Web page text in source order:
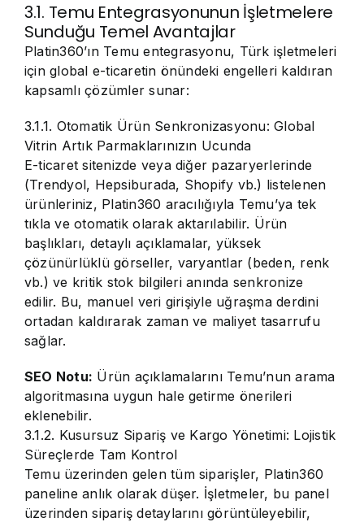
3.1. Temu Entegrasyonunun İşletmelere
Sunduğu Temel Avantajlar
Platin360’ın Temu entegrasyonu, Türk işletmeleri
için global e-ticaretin önündeki engelleri kaldıran
kapsamlı çözümler sunar:
3.1.1. Otomatik Ürün Senkronizasyonu: Global
Vitrin Artık Parmaklarınızın Ucunda
E-ticaret sitenizde veya diğer pazaryerlerinde
(Trendyol, Hepsiburada, Shopify vb.) listelenen
ürünleriniz, Platin360 aracılığıyla Temu’ya tek
tıkla ve otomatik olarak aktarılabilir. Ürün
başlıkları, detaylı açıklamalar, yüksek
çözünürlüklü görseller, varyantlar (beden, renk
vb.) ve kritik stok bilgileri anında senkronize
edilir. Bu, manuel veri girişiyle uğraşma derdini
ortadan kaldırarak zaman ve maliyet tasarrufu
sağlar.
SEO Notu: Ürün açıklamalarını Temu’nun arama
algoritmasına uygun hale getirme önerileri
eklenebilir.
3.1.2. Kusursuz Sipariş ve Kargo Yönetimi: Lojistik
Süreçlerde Tam Kontrol
Temu üzerinden gelen tüm siparişler, Platin360
paneline anlık olarak düşer. İşletmeler, bu panel
üzerinden sipariş detaylarını görüntüleyebilir,